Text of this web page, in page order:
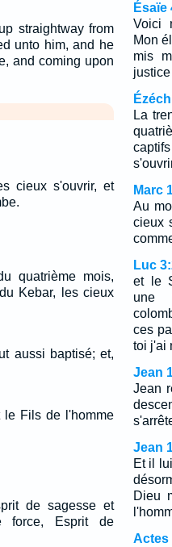
straightway from
unto him, and he
and coming upon
cieux s'ouvrir, et
quatrième mois,
Kebar, les cieux
aussi baptisé; et,
le Fils de l'homme
de sagesse et
force, Esprit de
Ésaïe
Voici
Mon
mis
La
Marc
Au
cieux
Luc
et le
une
ces
toi j'ai
Jean
Jean
Jean
Et il
Dieu
Actes